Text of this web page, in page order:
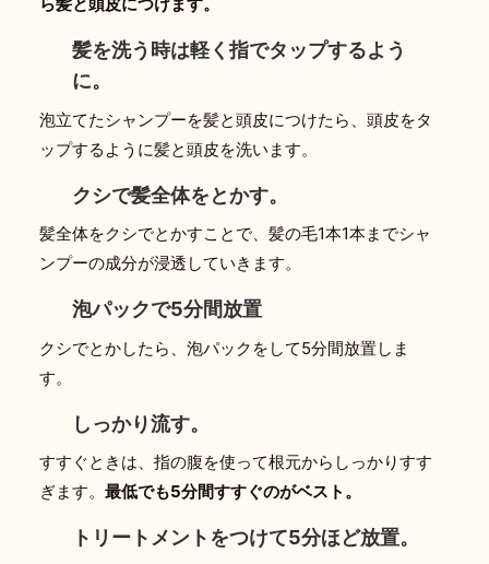
髪を洗う時は軽く指でタップするよう
に。
泡立てたシャンプーを髪と頭皮につけたら、頭皮をタ
ップするように髪と頭皮を洗います。
クシで髪全体をとかす。
髪全体をクシでとかすことで、髪の毛1本1本までシャ
ンプーの成分が浸透していきます。
泡パックで5分間放置
クシでとかしたら、泡パックをして5分間放置しま
す。
しっかり流す。
すすぐときは、指の腹を使って根元からしっかりすす
ぎます。最低でも5分間すすぐのがベスト。
トリートメントをつけて5分ほど放置。